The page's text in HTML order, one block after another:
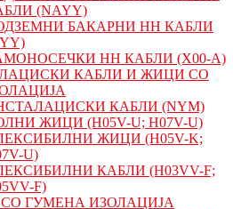
(NAYY)
БАКАРНИ НН КАБЛИ
НН КАБЛИ (X00-A)
КАБЛИ И ЖИЦИ СО
КАБЛИ (NYM)
ЖИЦИ (H05V-U; H07V-U)
ЖИЦИ (H05V-K;
U)
КАБЛИ (H03VV-F;
F)
ГУМЕНА ИЗОЛАЦИЈА